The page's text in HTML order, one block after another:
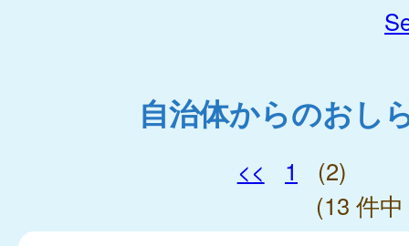
自治体からのおし
<< 1
(2)
(13 件